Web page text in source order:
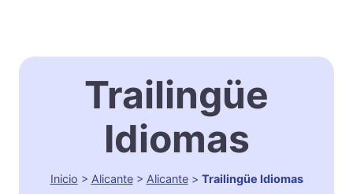
Trailingüe
Idiomas
Inicio > Alicante> Alicante> Trailingüe Idiomas